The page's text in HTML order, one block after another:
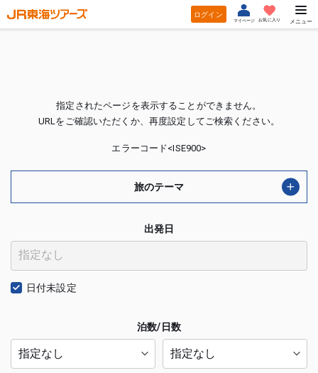
ログイン
マイページ お気に入り メニュー
指定されたページを表示することができません。
URLをご確認いただくか、再度設定してご検索ください。
エラーコード<ISE900>
出発日
日付未設定
泊数/日数
旅のテーマ